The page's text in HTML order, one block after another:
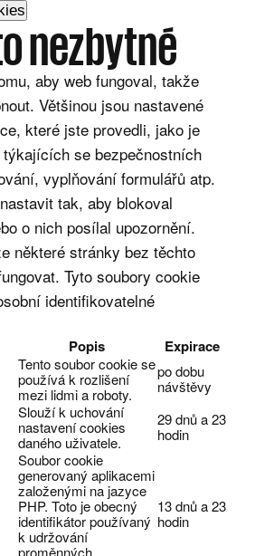
nezbytné
aby web fungoval, takže
Většinou jsou nastavené
které jste provedli, jako je
se bezpečnostních
vyplňování formulářů atp.
tak, aby blokoval
o nich posílal upozornění.
některé stránky bez těchto
Tyto soubory cookie
identifikovatelné
Popis Expirace
Tento soubor cookie se
používá k rozlišení
mezi lidmi a roboty.
po dobu
návštěvy
Slouží k uchování
nastavení cookies
daného uživatele.
29 dnů a 23
hodin
Soubor cookie
generovaný aplikacemi
založenými na jazyce
PHP. Toto je obecný
identifikátor používaný
k udržování
proměnných
13 dnů a 23
hodin